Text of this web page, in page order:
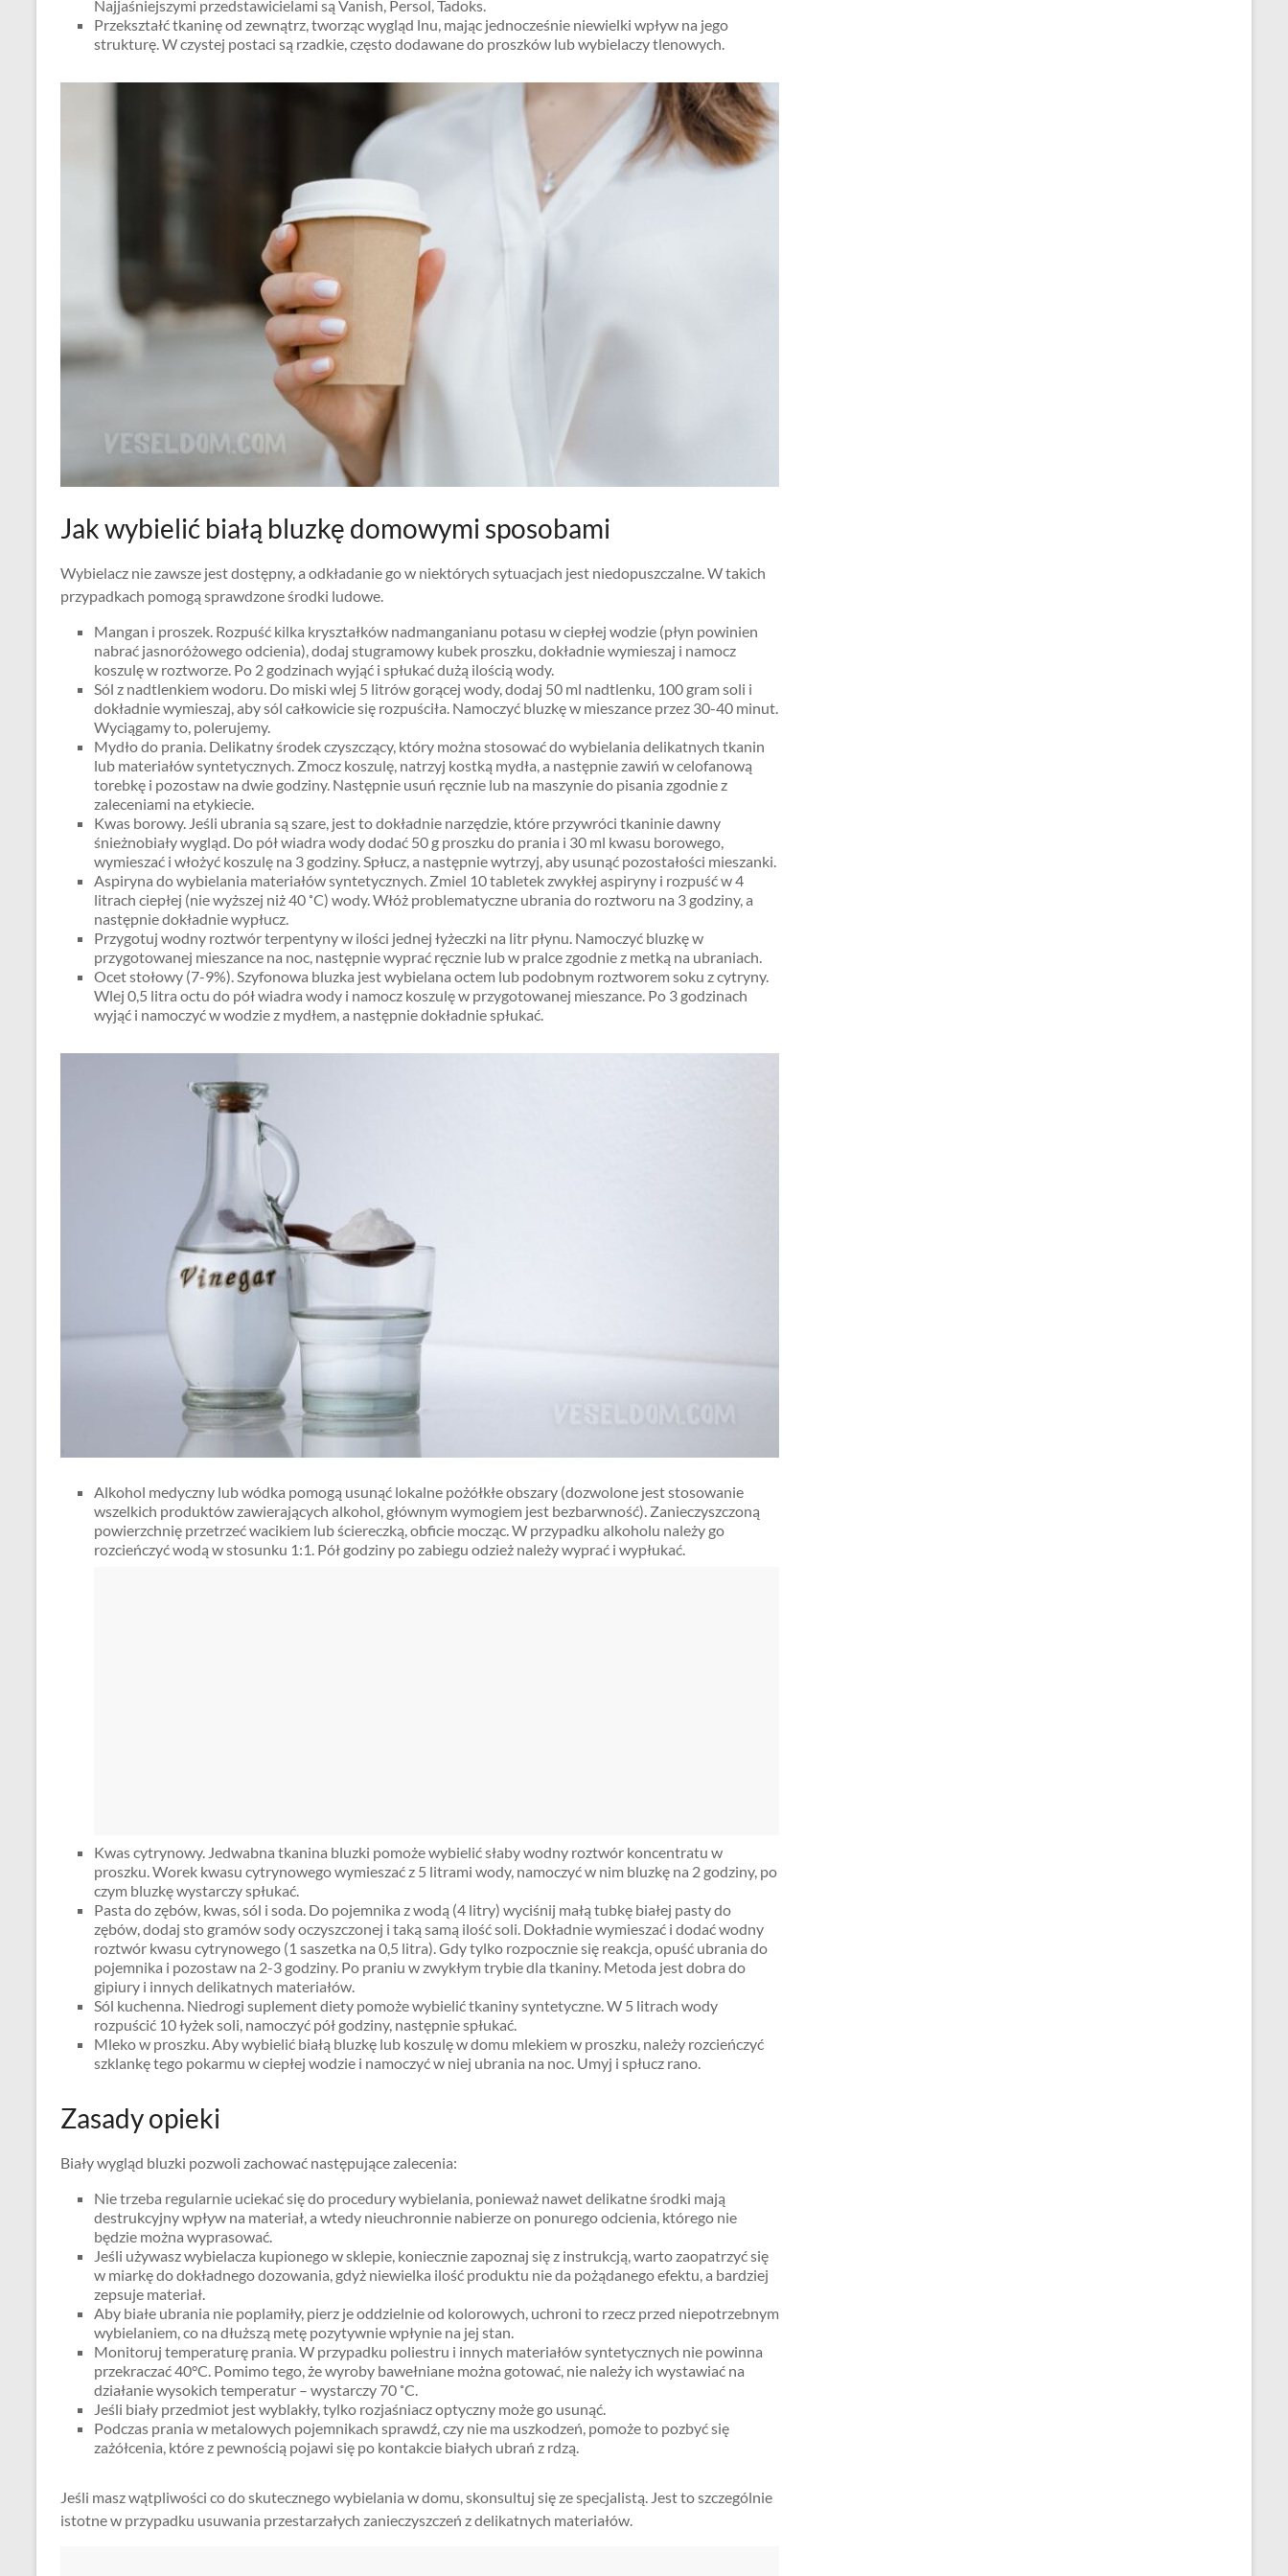
Najjaśniejszymi przedstawicielami są Vanish, Persol, Tadoks.
Przekształć tkaninę od zewnątrz, tworząc wygląd lnu, mając jednocześnie niewielki wpływ na jego
strukturę. W czystej postaci są rzadkie, często dodawane do proszków lub wybielaczy tlenowych.
Jak wybielić białą bluzkę domowymi sposobami
Wybielacz nie zawsze jest dostępny, a odkładanie go w niektórych sytuacjach jest niedopuszczalne. W takich
przypadkach pomogą sprawdzone środki ludowe.
Mangan i proszek. Rozpuść kilka kryształków nadmanganianu potasu w ciepłej wodzie (płyn powinien
nabrać jasnoróżowego odcienia), dodaj stugramowy kubek proszku, dokładnie wymieszaj i namocz
koszulę w roztworze. Po 2 godzinach wyjąć i spłukać dużą ilością wody.
Sól z nadtlenkiem wodoru. Do miski wlej 5 litrów gorącej wody, dodaj 50 ml nadtlenku, 100 gram soli i
dokładnie wymieszaj, aby sól całkowicie się rozpuściła. Namoczyć bluzkę w mieszance przez 30-40 minut.
Wyciągamy to, polerujemy.
Mydło do prania. Delikatny środek czyszczący, który można stosować do wybielania delikatnych tkanin
lub materiałów syntetycznych. Zmocz koszulę, natrzyj kostką mydła, a następnie zawiń w celofanową
torebkę i pozostaw na dwie godziny. Następnie usuń ręcznie lub na maszynie do pisania zgodnie z
zaleceniami na etykiecie.
Kwas borowy. Jeśli ubrania są szare, jest to dokładnie narzędzie, które przywróci tkaninie dawny
śnieżnobiały wygląd. Do pół wiadra wody dodać 50 g proszku do prania i 30 ml kwasu borowego,
wymieszać i włożyć koszulę na 3 godziny. Spłucz, a następnie wytrzyj, aby usunąć pozostałości mieszanki.
Aspiryna do wybielania materiałów syntetycznych. Zmiel 10 tabletek zwykłej aspiryny i rozpuść w 4
litrach ciepłej (nie wyższej niż 40 ˚C) wody. Włóż problematyczne ubrania do roztworu na 3 godziny, a
następnie dokładnie wypłucz.
Przygotuj wodny roztwór terpentyny w ilości jednej łyżeczki na litr płynu. Namoczyć bluzkę w
przygotowanej mieszance na noc, następnie wyprać ręcznie lub w pralce zgodnie z metką na ubraniach.
Ocet stołowy (7-9%). Szyfonowa bluzka jest wybielana octem lub podobnym roztworem soku z cytryny.
Wlej 0,5 litra octu do pół wiadra wody i namocz koszulę w przygotowanej mieszance. Po 3 godzinach
wyjąć i namoczyć w wodzie z mydłem, a następnie dokładnie spłukać.
Alkohol medyczny lub wódka pomogą usunąć lokalne pożółkłe obszary (dozwolone jest stosowanie
wszelkich produktów zawierających alkohol, głównym wymogiem jest bezbarwność). Zanieczyszczoną
powierzchnię przetrzeć wacikiem lub ściereczką, obficie mocząc. W przypadku alkoholu należy go
rozcieńczyć wodą w stosunku 1:1. Pół godziny po zabiegu odzież należy wyprać i wypłukać.
Kwas cytrynowy. Jedwabna tkanina bluzki pomoże wybielić słaby wodny roztwór koncentratu w
proszku. Worek kwasu cytrynowego wymieszać z 5 litrami wody, namoczyć w nim bluzkę na 2 godziny, po
czym bluzkę wystarczy spłukać.
Pasta do zębów, kwas, sól i soda. Do pojemnika z wodą (4 litry) wyciśnij małą tubkę białej pasty do
zębów, dodaj sto gramów sody oczyszczonej i taką samą ilość soli. Dokładnie wymieszać i dodać wodny
roztwór kwasu cytrynowego (1 saszetka na 0,5 litra). Gdy tylko rozpocznie się reakcja, opuść ubrania do
pojemnika i pozostaw na 2-3 godziny. Po praniu w zwykłym trybie dla tkaniny. Metoda jest dobra do
gipiury i innych delikatnych materiałów.
Sól kuchenna. Niedrogi suplement diety pomoże wybielić tkaniny syntetyczne. W 5 litrach wody
rozpuścić 10 łyżek soli, namoczyć pół godziny, następnie spłukać.
Mleko w proszku. Aby wybielić białą bluzkę lub koszulę w domu mlekiem w proszku, należy rozcieńczyć
szklankę tego pokarmu w ciepłej wodzie i namoczyć w niej ubrania na noc. Umyj i spłucz rano.
Zasady opieki
Biały wygląd bluzki pozwoli zachować następujące zalecenia:
Nie trzeba regularnie uciekać się do procedury wybielania, ponieważ nawet delikatne środki mają
destrukcyjny wpływ na materiał, a wtedy nieuchronnie nabierze on ponurego odcienia, którego nie
będzie można wyprasować.
Jeśli używasz wybielacza kupionego w sklepie, koniecznie zapoznaj się z instrukcją, warto zaopatrzyć się
w miarkę do dokładnego dozowania, gdyż niewielka ilość produktu nie da pożądanego efektu, a bardziej
zepsuje materiał.
Aby białe ubrania nie poplamiły, pierz je oddzielnie od kolorowych, uchroni to rzecz przed niepotrzebnym
wybielaniem, co na dłuższą metę pozytywnie wpłynie na jej stan.
Monitoruj temperaturę prania. W przypadku poliestru i innych materiałów syntetycznych nie powinna
przekraczać 40°C. Pomimo tego, że wyroby bawełniane można gotować, nie należy ich wystawiać na
działanie wysokich temperatur – wystarczy 70 ˚C.
Jeśli biały przedmiot jest wyblakły, tylko rozjaśniacz optyczny może go usunąć.
Podczas prania w metalowych pojemnikach sprawdź, czy nie ma uszkodzeń, pomoże to pozbyć się
zażółcenia, które z pewnością pojawi się po kontakcie białych ubrań z rdzą.
Jeśli masz wątpliwości co do skutecznego wybielania w domu, skonsultuj się ze specjalistą. Jest to szczególnie
istotne w przypadku usuwania przestarzałych zanieczyszczeń z delikatnych materiałów.